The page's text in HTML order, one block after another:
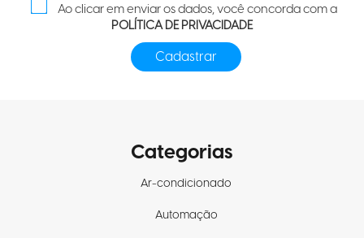
Ao clicar em enviar os dados, você concorda com a
POLÍTICA DE PRIVACIDADE
Categorias
Ar-condicionado
Automação